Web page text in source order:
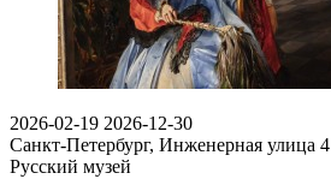
2026-02-19 2026-12-30
Санкт-Петербург, Инженерная улица 4
Русский музей